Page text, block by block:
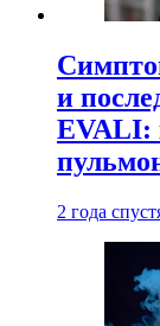
и
EVALI:
2 года